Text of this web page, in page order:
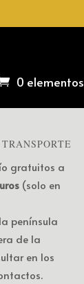
0 elementos
gratuitos a
(solo en
península
de la
en los